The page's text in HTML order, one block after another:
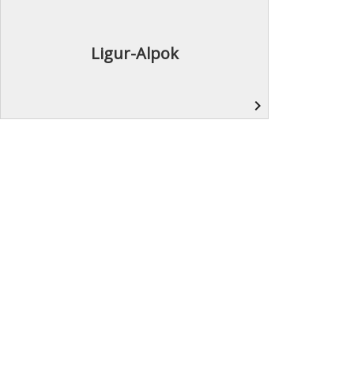
Ligur-Alpok
navigate_next